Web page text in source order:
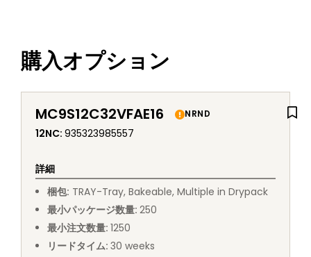
購入オプション
MC9S12C32VFAE16 NRND
12NC: 935323985557
詳細
梱包: TRAY-Tray, Bakeable, Multiple in Drypack
最小パッケージ数量: 250
最小注文数量: 1250
リードタイム: 30 weeks